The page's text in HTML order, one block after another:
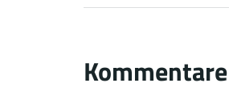
Kommentare